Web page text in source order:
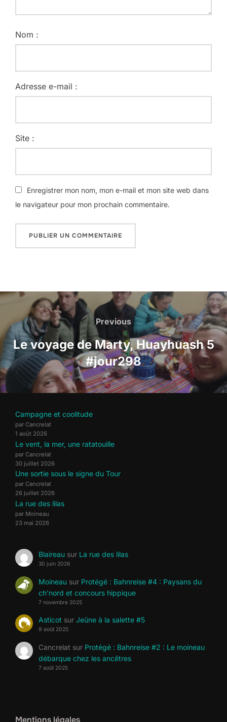
Nom :
Adresse e-mail :
Site :
Enregistrer mon nom, mon e-mail et mon site web dans
le navigateur pour mon prochain commentaire.
Navigation
de
l’article
Previous
Previous
Le voyage de Marty, Huayhuash 5
#jour298
Campagne et coolitude
par Cancrelat
1 août 2026
Le vent, la mer, une ratatouille
par Cancrelat
30 juillet 2026
Une sortie sous le signe du Tour
par Cancrelat
26 juillet 2026
La rue des lilas
par Moineau
23 mai 2026
Blaireausur La rue des lilas
30 juin 2026
Moineausur Protégé : Bahnreise #4 : Paysans du
ch’nord et concours hippique
7 novembre 2025
Asticot sur Jeûne à la salette #5
9 août 2025
Cancrelat sur Protégé : Bahnreise #2 : Le moineau
débarque chez les ancêtres
7 août 2025
Mentions légales